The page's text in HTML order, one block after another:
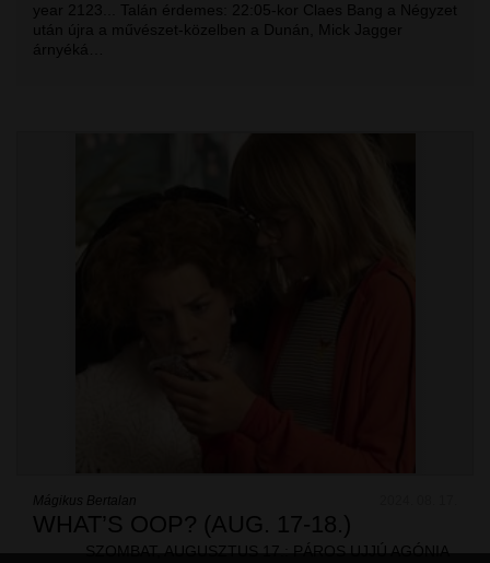
year 2123... Talán érdemes: 22:05-kor Claes Bang a Négyzet
után újra a művészet-közelben a Dunán, Mick Jagger
árnyéká…
Mágikus Bertalan
WHAT’S OOP? (AUG. 17-18.)
SZOMBAT, AUGUSZTUS 17.: PÁROS UJJÚ AGÓNIA